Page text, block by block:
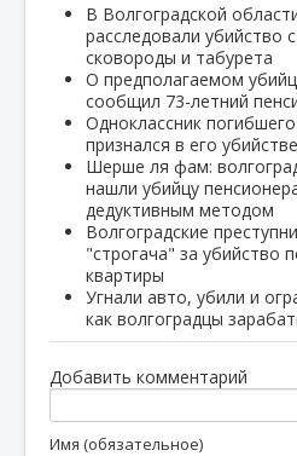
В Волгоградской
расследовали убийство
сковороды и табурета
О предполагаемом
сообщил 73-летний
Одноклассник
признался в его убийстве
Шерше ля фам:
нашли убийцу
дедуктивным методом
Волгоградские
"строгача" за убийство
квартиры
Угнали авто, убили и
как волгоградцы
Добавить комментарий
Имя (обязательное)